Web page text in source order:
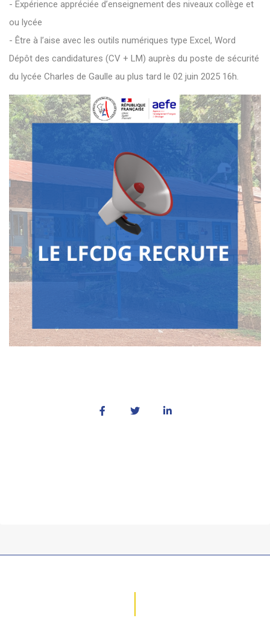
- Expérience appréciée d’enseignement des niveaux collège et
ou lycée
- Être à l’aise avec les outils numériques type Excel, Word
Dépôt des candidatures (CV + LM) auprès du poste de sécurité
du lycée Charles de Gaulle au plus tard le 02 juin 2025 16h.